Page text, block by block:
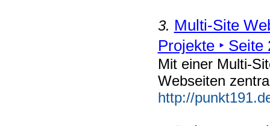
3. Multi-Site
Projekte ‣ Seite
Mit einer Multi-
Webseiten
http://